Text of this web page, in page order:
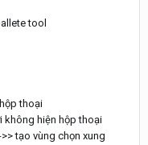
tool
thoại
không hiện hộp thoại
tạo vùng chọn xung